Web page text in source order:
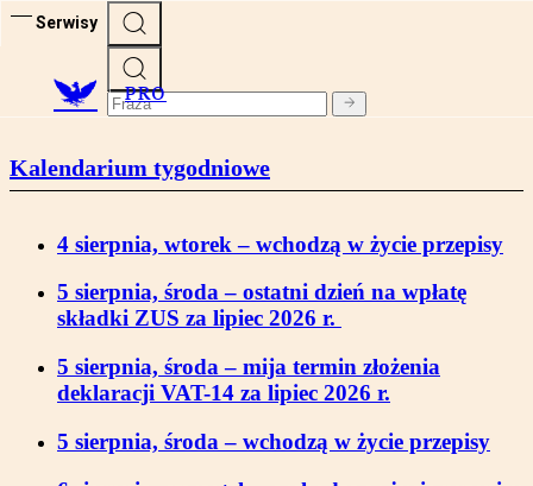
Serwisy
PRO
Kalendarium tygodniowe
4 sierpnia, wtorek – wchodzą w życie przepisy
5 sierpnia, środa – ostatni dzień na wpłatę
składki ZUS za lipiec 2026 r.
5 sierpnia, środa – mija termin złożenia
deklaracji VAT-14 za lipiec 2026 r.
5 sierpnia, środa – wchodzą w życie przepisy